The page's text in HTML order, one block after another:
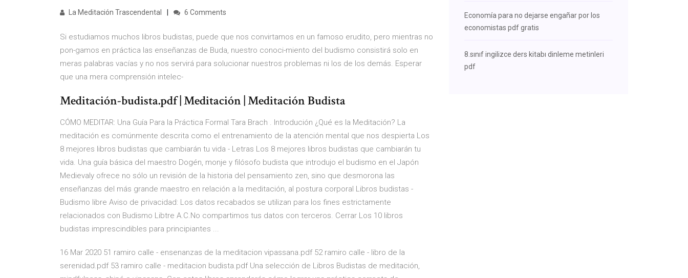
La Meditación Trascendental 6 Comments
Si estudiamos muchos libros budistas, puede que nos convirtamos en un famoso erudito, pero mientras no
pon-gamos en práctica las enseñanzas de Buda, nuestro conoci-miento del budismo consistirá solo en
meras palabras vacías y no nos servirá para solucionar nuestros problemas ni los de los demás. Esperar
que una mera comprensión intelec-
Meditación-budista.pdf | Meditación | Meditación Budista
CÓMO MEDITAR: Una Guía Para la Práctica Formal Tara Brach . Introdución ¿Qué es la Meditación? La
meditación es comúnmente descrita como el entrenamiento de la atención mental que nos despierta Los
8 mejores libros budistas que cambiarán tu vida - Letras Los 8 mejores libros budistas que cambiarán tu
vida. Una guía básica del maestro Dogén, monje y filósofo budista que introdujo el budismo en el Japón
Medievaly ofrece no sólo un revisión de la historia del pensamiento zen, sino que desmorona las
enseñanzas del más grande maestro en relación a la meditación, al postura corporal Libros budistas -
Budismo libre Aviso de privacidad: Los datos recabados se utilizan para los fines estrictamente
relacionados con Budismo Libtre A.C.No compartimos tus datos con terceros. Cerrar Los 10 libros
budistas imprescindibles para principiantes ...
16 Mar 2020 51 ramiro calle - ensenanzas de la meditacion vipassana.pdf 52 ramiro calle - libro de la
serenidad.pdf 53 ramiro calle - meditacion budista.pdf Una selección de Libros Budistas de meditación,
Economía para no dejarse engañar por los
economistas pdf gratis
8.sınıf ingilizce ders kitabı dinleme metinleri
pdf